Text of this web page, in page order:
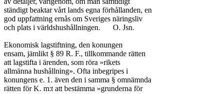
ständigt beaktar vårt lands egna förhållanden, en
god uppfattning ernås om Sveriges näringsliv
och plats i världshushållningen.	O. Jsn.
Ekonomisk lagstiftning, den konungen
ensam, jämlikt § 89 R. F., tillkommande rätten
att lagstifta i ärenden, som röra »rikets
allmänna hushållning». Ofta inbegripes i
konungens e. 1. även den i samma § omnämnda
rätten för K. m:t att bestämma »grunderna för